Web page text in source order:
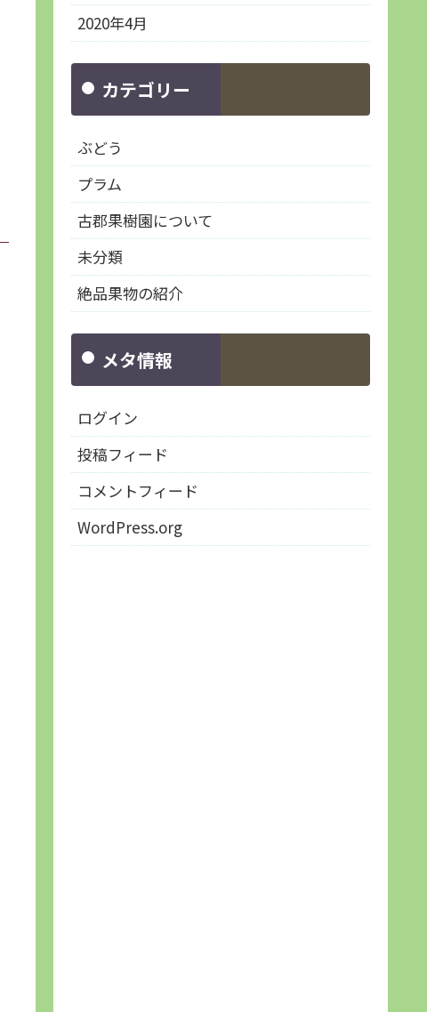
2020年4月
カテゴリー
ぶどう
プラム
古郡果樹園について
未分類
絶品果物の紹介
メタ情報
ログイン
投稿フィード
コメントフィード
WordPress.org